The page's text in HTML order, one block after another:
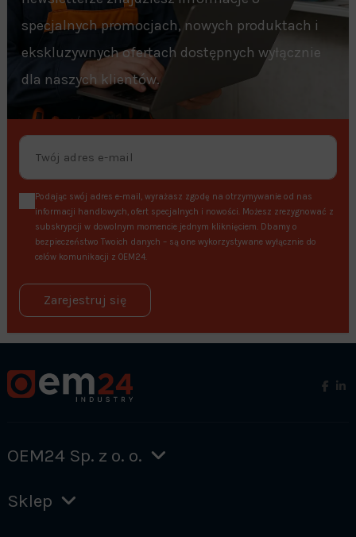
specjalnych promocjach, nowych produktach i
ekskluzywnych ofertach dostępnych wyłącznie
dla naszych klientów.
Podając swój adres e-mail, wyrażasz zgodę na otrzymywanie od nas
informacji handlowych, ofert specjalnych i nowości. Możesz zrezygnować z
subskrypcji w dowolnym momencie jednym kliknięciem. Dbamy o
bezpieczeństwo Twoich danych – są one wykorzystywane wyłącznie do
celów komunikacji z OEM24.
Zarejestruj się
OEM24 Sp. z o. o.
Sklep